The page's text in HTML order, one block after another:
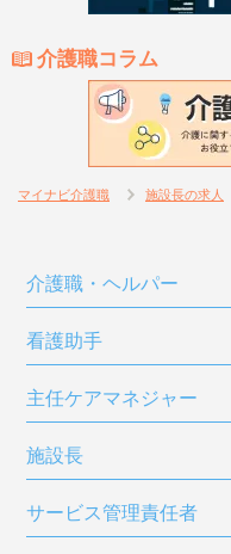
介護職コラム
マイナビ介護職 施設長の求人
介護職・ヘルパー
看護助手
主任ケアマネジャー
施設長
サービス管理責任者